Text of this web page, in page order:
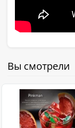
Вы смотрели